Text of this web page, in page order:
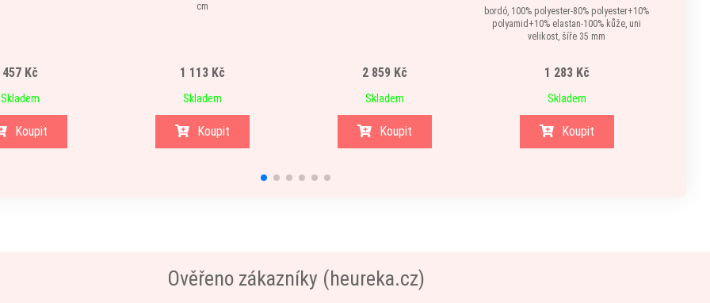
457 Kč
Skladem
Koupit
cm
1 113 Kč
Skladem
Koupit
2 859 Kč
Skladem
Koupit
bordó, 100% polyester-80% polyester+10%
polyamid+10% elastan-100% kůže, uni
velikost, šíře 35 mm
1 283 Kč
Skladem
Koupit
Ověřeno zákazníky (heureka.cz)